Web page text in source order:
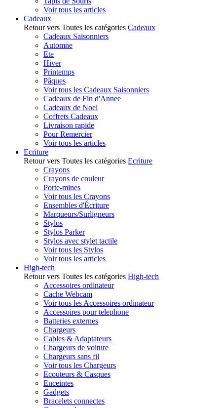
Voir tous les articles
Cadeaux
Retour vers Toutes les catégories Cadeaux
Cadeaux Saisonniers
Automne
Ete
Hiver
Printemps
Pâques
Voir tous les Cadeaux Saisonniers
Cadeaux de Fin d'Annee
Cadeaux de Noel
Coffrets Cadeaux
Livraison rapide
Pour Remercier
Voir tous les articles
Ecriture
Retour vers Toutes les catégories Ecriture
Crayons
Crayons de couleur
Porte-mines
Voir tous les Crayons
Ensembles d'Écriture
Marqueurs/Surligneurs
Stylos
Stylos Parker
Stylos avec stylet tactile
Voir tous les Stylos
Voir tous les articles
High-tech
Retour vers Toutes les catégories High-tech
Accessoires ordinateur
Cache Webcam
Voir tous les Accessoires ordinateur
Accessoires pour telephone
Batteries externes
Chargeurs
Cables & Adaptateurs
Chargeurs de voiture
Chargeurs sans fil
Voir tous les Chargeurs
Ecouteurs & Casques
Enceintes
Gadgets
Bracelets connectes